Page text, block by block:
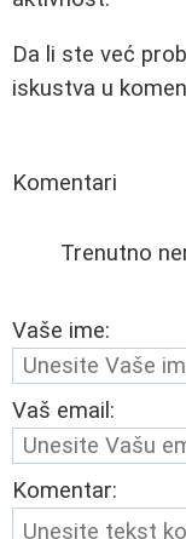
Da li ste već
iskustva u
Komentari
Trenutno
Vaše ime:
Vaš email:
Komentar: